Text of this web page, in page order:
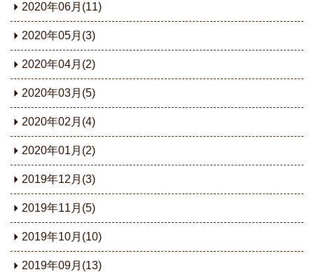
2020年06月(11)
2020年05月(3)
2020年04月(2)
2020年03月(5)
2020年02月(4)
2020年01月(2)
2019年12月(3)
2019年11月(5)
2019年10月(10)
2019年09月(13)